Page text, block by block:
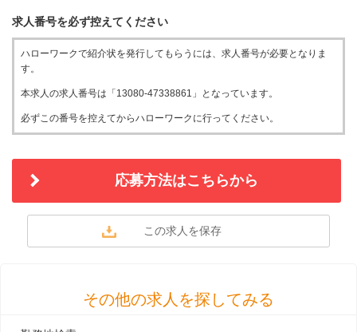
求人番号を必ず控えてください
ハローワークで紹介状を発行してもらうには、求人番号が必要となりま
す。
本求人の求人番号は「13080-47338861」となっています。
必ずこの番号を控えてからハローワークに行ってください。
応募方法はこちらから
その他の求人を探してみる